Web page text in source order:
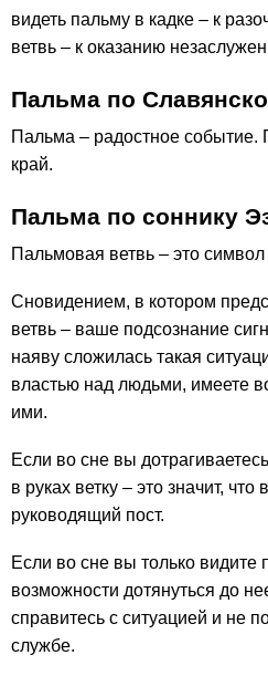
видеть пальму в кадке – к
ветвь – к оказанию
Пальма по
Пальма – радостное событие.
край.
Пальма по соннику
Пальмовая ветвь – это
Сновидением, в котором
ветвь – ваше подсознание
наяву сложилась такая
властью над людьми, имеете
ими.
Если во сне вы
в руках ветку – это значит,
руководящий пост.
Если во сне вы только видите
возможности дотянуться до
справитесь с ситуацией и не
службе.